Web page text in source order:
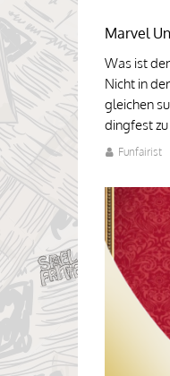
Marvel
Was ist
Nicht in
gleichen
dingfest
Funfairist